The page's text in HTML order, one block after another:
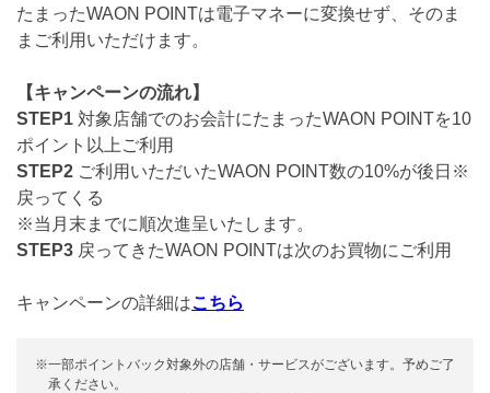
たまったWAON POINTは電子マネーに変換せず、そのま
まご利用いただけます。
【キャンペーンの流れ】
STEP1 対象店舗でのお会計にたまったWAON POINTを10
ポイント以上ご利用
STEP2 ご利用いただいたWAON POINT数の10%が後日※
戻ってくる
※当月末までに順次進呈いたします。
STEP3 戻ってきたWAON POINTは次のお買物にご利用
キャンペーンの詳細はこちら
※一部ポイントバック対象外の店舗・サービスがございます。予めご了
承ください。